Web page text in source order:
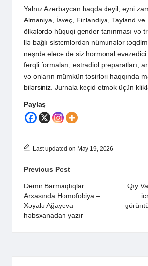
Yalnız Azərbaycan haqda deyil, eyni
Almaniya, İsveç, Finlandiya, Tayland və
ölkələrdə hüquqi gender tanınması və
ilə bağlı sistemlərdən nümunələr
nəşrdə eləcə də siz hormonal əvəzedici
fərqli formaları, estradiol preparatları,
və onların mümkün təsirləri haqqında
bilərsiniz. Jurnala keçid etmək üçün
Paylaş
Last updated on May 19, 2026
Post
navigation
Previous Post
Dəmir Barmaqlıqlar
Arxasında Homofobiya –
Xəyalə Ağayeva
həbsxanadan yazır
Qıy